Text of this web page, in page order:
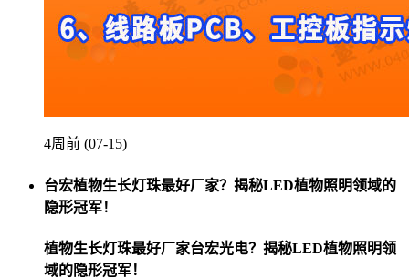
4周前 (07-15)
台宏植物生长灯珠最好厂家？揭秘LED植物照明领域的
隐形冠军！
植物生长灯珠最好厂家台宏光电？揭秘LED植物照明领
域的隐形冠军！